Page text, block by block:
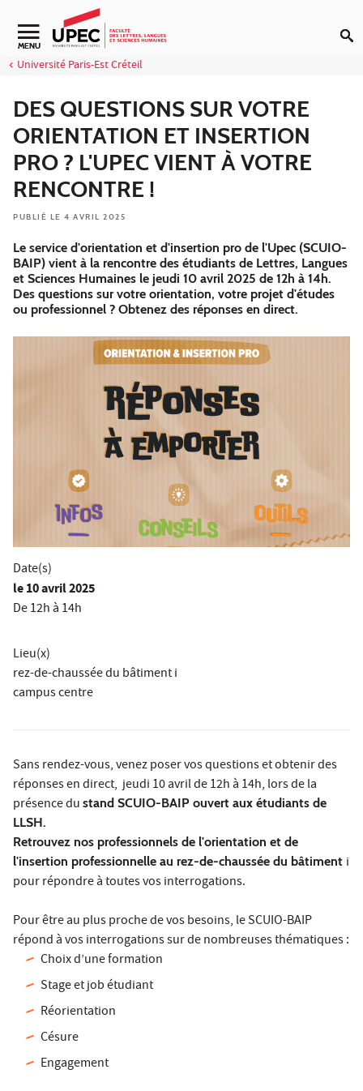
Aller au contenu
Navigation secondaire
MENU
Université Paris-Est Créteil
DES QUESTIONS SUR VOTRE
ORIENTATION ET INSERTION
PRO ? L'UPEC VIENT À VOTRE
RENCONTRE !
PUBLIÉ LE 4 AVRIL 2025
Le service d'orientation et d'insertion pro de l'Upec (SCUIO-
BAIP) vient à la rencontre des étudiants de Lettres, Langues
et Sciences Humaines le jeudi 10 avril 2025 de 12h à 14h.
Des questions sur votre orientation, votre projet d'études
ou professionnel ? Obtenez des réponses en direct.
Date(s)
le10 avril 2025
De 12h à 14h
Lieu(x)
rez-de-chaussée du bâtiment i
campus centre
Sans rendez-vous, venez poser vos questions et obtenir des
réponses en direct, jeudi 10 avril de 12h à 14h, lors de la
présence du stand SCUIO-BAIP ouvert aux étudiants de
LLSH.
Retrouvez nos professionnels de l'orientation et de
l'insertion professionnelle au rez-de-chaussée du bâtiment i
pour répondre à toutes vos interrogations.
Pour être au plus proche de vos besoins, le SCUIO-BAIP
répond à vos interrogations sur de nombreuses thématiques :
Choix d’une formation
Stage et job étudiant
Réorientation
Césure
Engagement